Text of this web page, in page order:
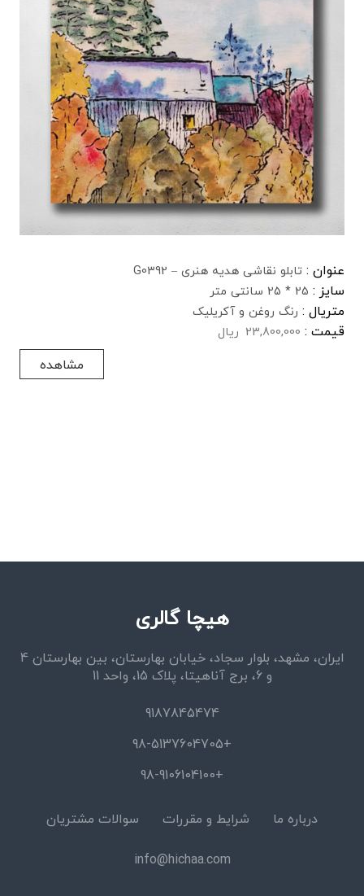
عنوان : تابلو نقاشی هدیه هنری – G0392
سایز : 25 * 25 سانتی متر
متریال : رنگ روغن و آکریلیک
قیمت : 23,800,000 ریال
مشاهده
هیچا گالری
ایران، مشهد، بلوار سجاد، خیابان بهارستان، بین بهارستان 4
و 6، برج آناهیتا، پلاک 15، واحد 11
9187845474
+98-5137604705
+98-9106104100
درباره ما
شرایط و مقررات
سوالات مشتریان
info@hichaa.com